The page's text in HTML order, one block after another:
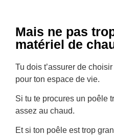
Mais ne pas
matériel de
Tu dois t’assurer de
pour ton espace de vie.
Si tu te procures un poêle
assez au chaud.
Et si ton poêle est trop